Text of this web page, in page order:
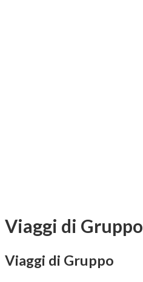
Viaggi di Gruppo
Viaggi di Gruppo